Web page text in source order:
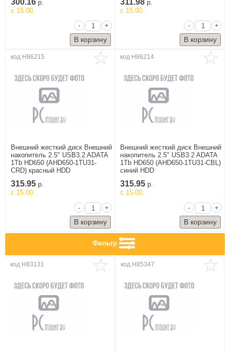
Аксессуары и
товары
Встраиваемая
Климатическая
Подготовка и
обработка
продуктов
Приготовление
кофе и чая
Уход за одеждой,
Эко-система
300.16 р.
c 15.00.
-
+
311.98 р.
c 15.00.
-
+
код H86215
Внешний жесткий диск Внешний
накопитель 2.5" USB3.2 ADATA
1Tb HD650 (AHD650-1TU31-
CRD) красный HDD
315.95 р.
c 15.00.
-
+
код H86214
Внешний жесткий диск Внешний
накопитель 2.5" USB3.2 ADATA
1Tb HD650 (AHD650-1TU31-CBL)
синий HDD
315.95 р.
c 15.00.
-
+
Фильтр
код H83131 код H85347